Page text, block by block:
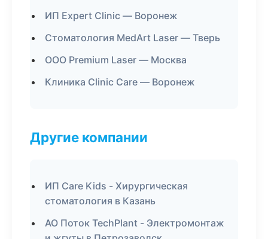
ИП Expert Clinic — Воронеж
Стоматология MedArt Laser — Тверь
ООО Premium Laser — Москва
Клиника Clinic Care — Воронеж
Другие компании
ИП Care Kids - Хирургическая
стоматология в Казань
АО Поток TechPlant - Электромонтаж